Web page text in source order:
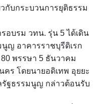
กับกระบวนการยุติธรรม
อบรม วทน. รุ่น 5 ได้เดิน
ญ อาคารราชบุรีดิเรก
พรรษา 5 ธันวาคม
ร โดยนายอดิเทพ อุยยะ
ฐธรรมนูญ กล่าวต้อนรับ